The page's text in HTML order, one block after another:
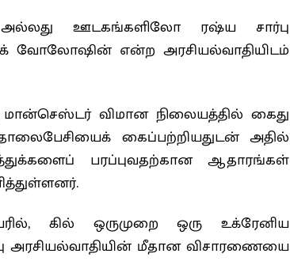
ஊடகங்களிலோ ரஷ்ய சார்பு
வோலோஷின் என்ற அரசியல்வாதியிடம்
விமான நிலையத்தில் கைது
கைப்பற்றியதுடன் அதில்
பரப்புவதற்கான ஆதாரங்கள்
கில் ஒருமுறை ஒரு உக்ரேனிய
அரசியல்வாதியின் மீதான விசாரணையை